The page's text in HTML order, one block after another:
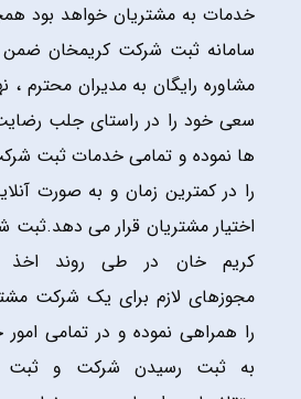
خدمات به مشتریان خواهد بود
سامانه ثبت شرکت کریمخان ضمن
مشاوره رایگان به مدیران محترم ،
سعی خود را در راستای جلب
ها نموده و تمامی خدمات ثبت
را در کمترین زمان و به صورت
اختیار مشتریان قرار می دهد.ثبت
کریم خان در طی روند اخذ
مجوزهای لازم برای یک شرکت
را همراهی نموده و در تمامی
به ثبت رسیدن شرکت و ثبت